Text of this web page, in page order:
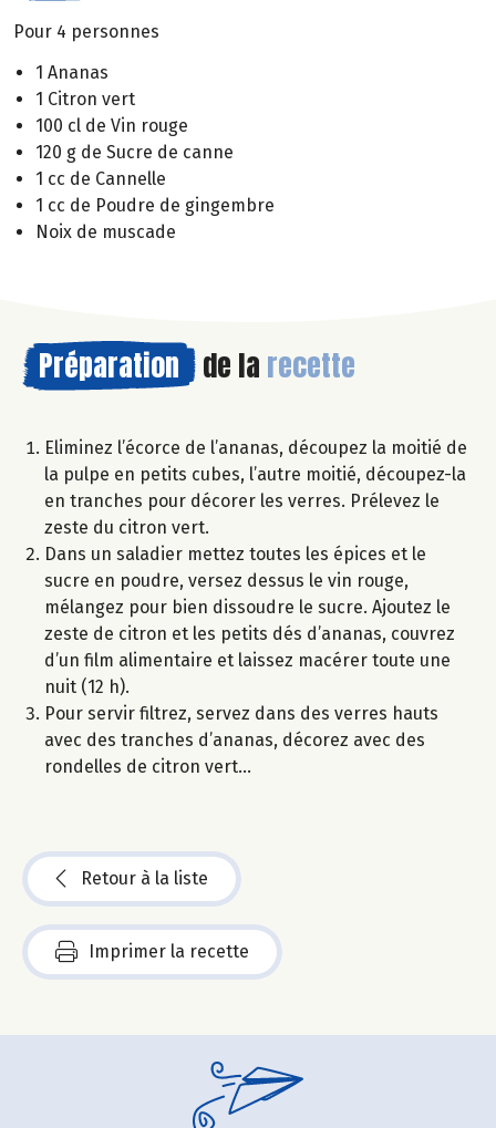
Pour 4 personnes
1 Ananas
1 Citron vert
100 cl de Vin rouge
120 g de Sucre de canne
1 cc de Cannelle
1 cc de Poudre de gingembre
Noix de muscade
Préparation de la recette
Eliminez l’écorce de l’ananas, découpez la moitié de
la pulpe en petits cubes, l’autre moitié, découpez-la
en tranches pour décorer les verres. Prélevez le
zeste du citron vert.
Dans un saladier mettez toutes les épices et le
sucre en poudre, versez dessus le vin rouge,
mélangez pour bien dissoudre le sucre. Ajoutez le
zeste de citron et les petits dés d’ananas, couvrez
d’un film alimentaire et laissez macérer toute une
nuit (12 h).
Pour servir filtrez, servez dans des verres hauts
avec des tranches d’ananas, décorez avec des
rondelles de citron vert…
Retour à la liste
Imprimer la recette